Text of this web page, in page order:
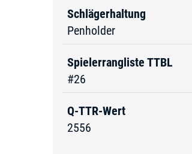
Schlägerhaltung
Penholder
Spielerrangliste TTBL
#26
Q-TTR-Wert
2556